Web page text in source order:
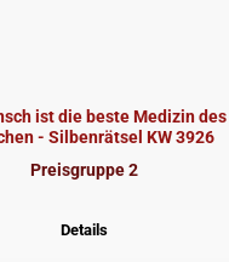
ist die beste Medizin des
- Silbenrätsel KW 3926
Preisgruppe 2
Details